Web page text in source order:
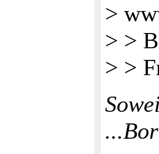
>
> >
> >